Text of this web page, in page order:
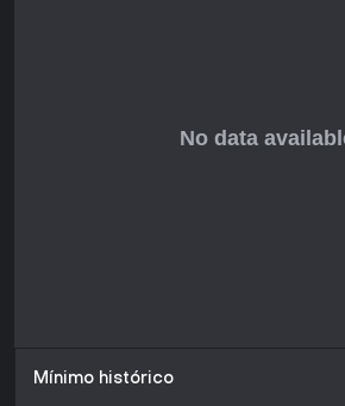
Mínimo histórico